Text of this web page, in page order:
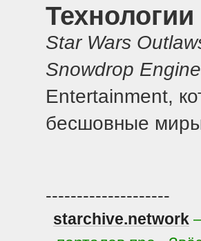
Технологии
Star Wars
Snowdrop Engine
Entertainment,
бесшовные
--------------------
starchive.network